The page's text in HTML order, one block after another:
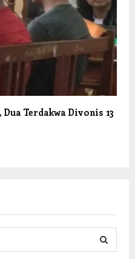
Terdakwa Divonis 13